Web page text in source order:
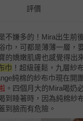
評價
不嫌多的！Mira出生前
巾，可都是薄薄一層，
的嬌嫩肌膚也感覺得出
巾 ！超級蓬鬆，九層紗
純棉的紗布巾現在開
。四個月大的Mira喝奶
到睡著時，因為純棉紗
到臉而有危險。